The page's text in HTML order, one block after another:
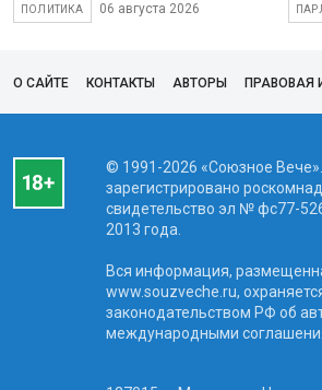
ПОЛИТИКА 06 августа 2026
О САЙТЕ КОНТАКТЫ АВТОРЫ ПРАВОВАЯ
© 1991-2026 «Союзное
зарегистрировано
свидетельство эл № фc77-
2013 года.
Вся информация,
www.souzveche.ru,
законодательством РФ об
международными